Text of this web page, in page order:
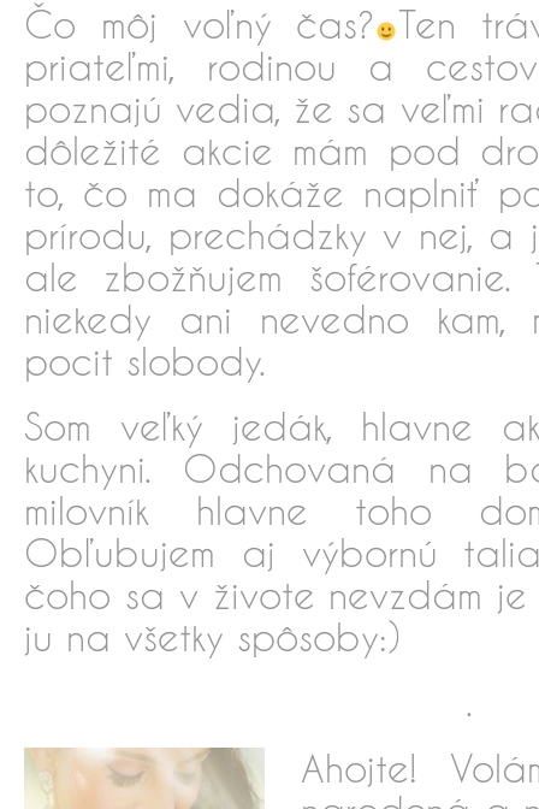
Čo môj voľný čas?
Ten
priateľmi, rodinou a
poznajú vedia, že sa veľmi
dôležité akcie mám pod
to, čo ma dokáže naplniť
prírodu, prechádzky v nej, a
ale zbožňujem
niekedy ani nevedno
pocit slobody.
Som veľký jedák, hlavne
kuchyni. Odchovaná na
milovník hlavne toho
Obľubujem aj výbornú
čoho sa v živote nevzdám
ju na všetky spôsoby:)
.
Ahojte!